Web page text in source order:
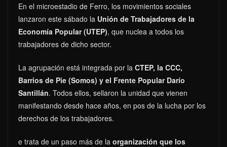
En el microestadio de Ferro, los movimientos sociales
lanzaron este sábado la Unión de Trabajadores de la
Economía Popular (UTEP), que nuclea a todos los
trabajadores de dicho sector.
La agrupación está integrada por la CTEP, la CCC,
Barrios de Pie (Somos) y el Frente Popular Darío
Santillán. Todos ellos, sellaron la unidad que vienen
manifestando desde hace años, en pos de la lucha por los
derechos de los trabajadores.
e trata de un paso más de la organización que los